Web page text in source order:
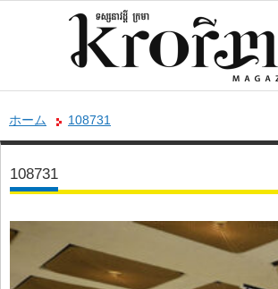
ホーム 108731
108731